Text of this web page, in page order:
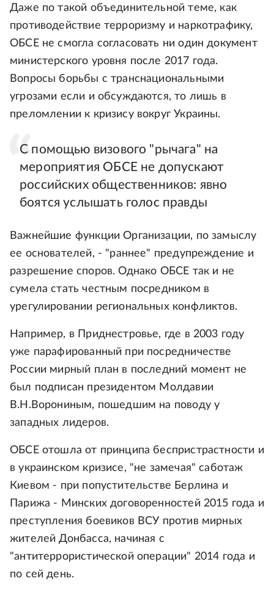
Даже по такой объединительной теме, как
противодействие терроризму и наркотрафику,
ОБСЕ не смогла согласовать ни один документ
министерского уровня после 2017 года.
Вопросы борьбы с транснациональными
угрозами если и обсуждаются, то лишь в
преломлении к кризису вокруг Украины.
С помощью визового "рычага" на
мероприятия ОБСЕ не допускают
российских общественников: явно
боятся услышать голос правды
Важнейшие функции Организации, по замыслу
ее основателей, - "раннее" предупреждение и
разрешение споров. Однако ОБСЕ так и не
сумела стать честным посредником в
урегулировании региональных конфликтов.
Например, в Приднестровье, где в 2003 году
уже парафированный при посредничестве
России мирный план в последний момент не
был подписан президентом Молдавии
В.Н.Ворониным, пошедшим на поводу у
западных лидеров.
ОБСЕ отошла от принципа беспристрастности и
в украинском кризисе, "не замечая" саботаж
Киевом - при попустительстве Берлина и
Парижа - Минских договоренностей 2015 года и
преступления боевиков ВСУ против мирных
жителей Донбасса, начиная с
"антитеррористической операции" 2014 года и
по сей день.